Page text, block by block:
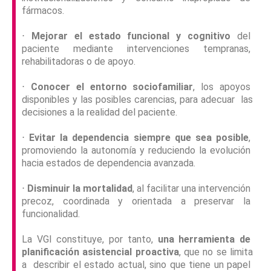
fármacos.
⋅ Mejorar el estado funcional y cognitivodel
paciente mediante intervenciones tempranas,
rehabilitadoras o de apoyo.
⋅ Conocer el entorno sociofamiliar, los apoyos
disponibles y las posibles carencias, para adecuar las
decisiones a la realidad del paciente.
⋅ Evitar la dependencia siempre que sea posible,
promoviendo la autonomía y reduciendo la evolución
hacia estados de dependencia avanzada.
⋅ Disminuir la mortalidad, al facilitar una intervención
precoz, coordinada y orientada a preservar la
funcionalidad.
La VGI constituye, por tanto, una herramienta de
planificación asistencial proactiva, que no se limita
a describir el estado actual, sino que tiene un papel